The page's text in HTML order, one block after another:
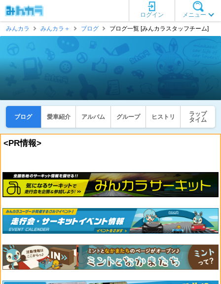
メニュー
ログイン
みんカラ
みんカラ＋ ブログ ブログ一覧 [みんカラスタッフチーム]
ブログ 愛車紹介 アルバム グループ ヒストリ
ラップ
タイム
<PR情報>